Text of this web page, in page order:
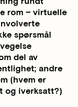
rom – virtuelle
spørsmål
del av
andre
(hvem er
og iverksatt?)